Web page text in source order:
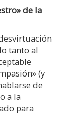
de la
tanto al
(y
de
a la
para